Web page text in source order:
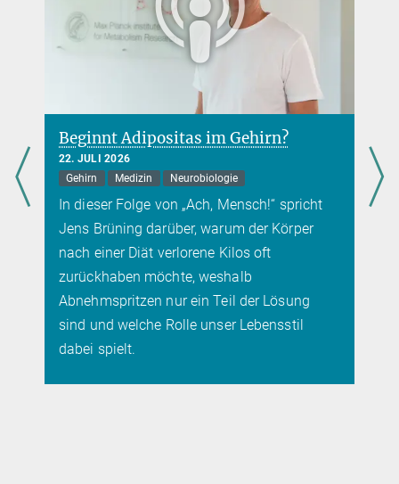
Beginnt Adipositas im Gehirn?
22. JULI 2026
Gehirn
Medizin Neurobiologie
In dieser Folge von „Ach, Mensch!“ spricht
Jens Brüning darüber, warum der Körper
nach einer Diät verlorene Kilos oft
zurückhaben möchte, weshalb
Abnehmspritzen nur ein Teil der Lösung
sind und welche Rolle unser Lebensstil
dabei spielt.